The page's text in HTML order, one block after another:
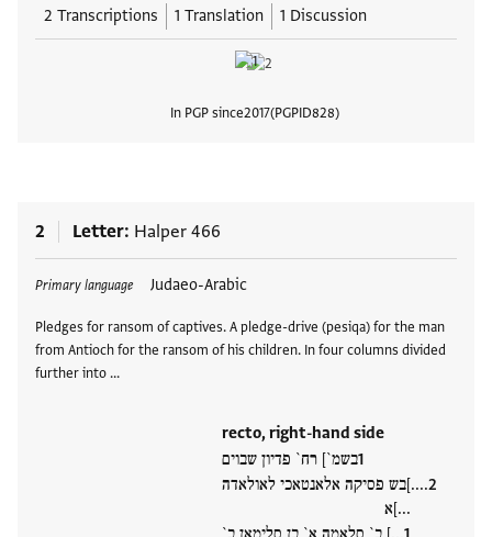
2 Transcriptions 1 Translation 1 Discussion
In PGP since2017 PGPID828
2 Letter Halper 466
Primary language Judaeo-Arabic
Pledges for ransom of captives. A pledge-drive (pesiqa) for the man
from Antioch for the ransom of his children. In four columns divided
further into …
recto, right-hand side
בשמ`] רח` פדיון שבוים
....]בש פסיקה אלאנטאכי לאולאדה
...]א
Tags